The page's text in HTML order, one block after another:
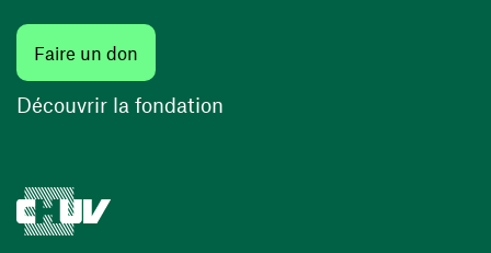
Faire un don
Découvrir la fondation